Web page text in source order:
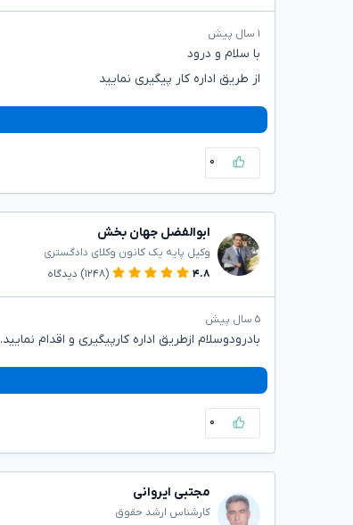
۱ سال پیش
با سلام و درود
از طریق اداره کار پیگیری نمایید
۰
ابوالفضل جهان بخش
وکیل پایه یک کانون وکلای دادگستری
۴.۸
(۱۲۴۸) دیدگاه
۵ سال پیش
بادرودوسلام ازطریق اداره کارپیگیری و اقدام نمایید.
۰
مجتبی ایروانی
کارشناس ارشد حقوق